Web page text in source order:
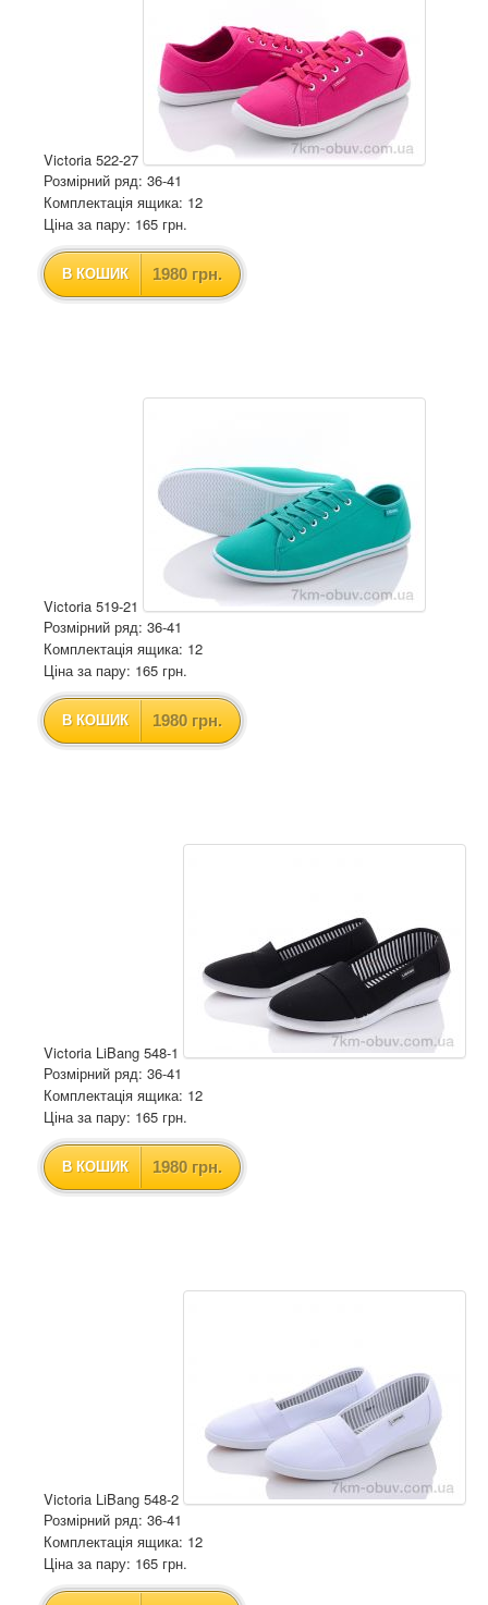
Victoria 522-27
Розмірний ряд: 36-41
Комплектація ящика: 12
Ціна за пару: 165 грн.
В КОШИК 1980 грн.
Victoria 519-21
Розмірний ряд: 36-41
Комплектація ящика: 12
Ціна за пару: 165 грн.
В КОШИК 1980 грн.
Victoria LiBang 548-1
Розмірний ряд: 36-41
Комплектація ящика: 12
Ціна за пару: 165 грн.
В КОШИК 1980 грн.
Victoria LiBang 548-2
Розмірний ряд: 36-41
Комплектація ящика: 12
Ціна за пару: 165 грн.